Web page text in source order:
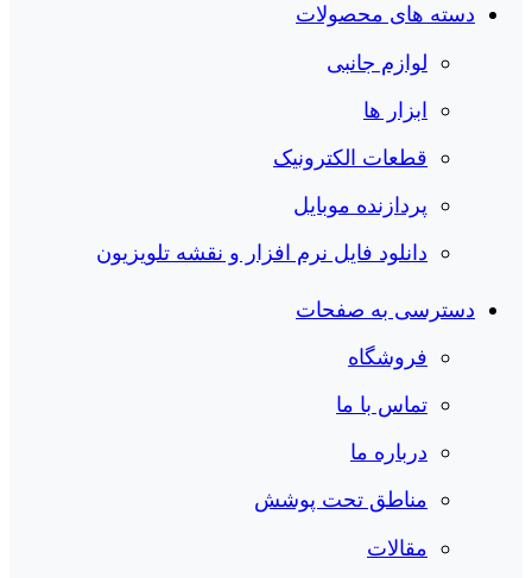
دسته های محصولات
لوازم جانبی
ابزار ها
قطعات الکترونیک
پردازنده موبایل
دانلود فایل نرم افزار و نقشه تلویزیون
دسترسی به صفحات
فروشگاه
تماس با ما
درباره ما
مناطق تحت پوشش
مقالات